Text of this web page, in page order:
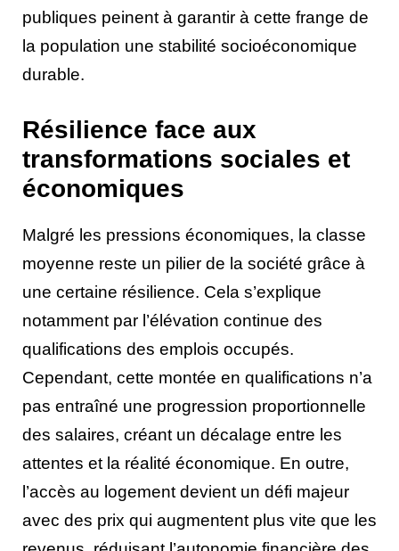
publiques peinent à garantir à cette frange de
la population une stabilité socioéconomique
durable.
Résilience face aux
transformations sociales et
économiques
Malgré les pressions économiques, la classe
moyenne reste un pilier de la société grâce à
une certaine résilience. Cela s’explique
notamment par l’élévation continue des
qualifications des emplois occupés.
Cependant, cette montée en qualifications n’a
pas entraîné une progression proportionnelle
des salaires, créant un décalage entre les
attentes et la réalité économique. En outre,
l’accès au logement devient un défi majeur
avec des prix qui augmentent plus vite que les